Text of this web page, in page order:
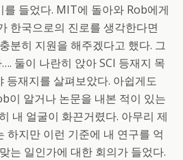
를 들었다. MIT에 돌아와 Rob에게
한국으로의 진로를 생각한다면
분히 지원을 해주겠다고 했다. 그
둘이 나란히 앉아 SCI 등재지 목
등재지를 살펴보았다. 아쉽게도
이 알거나 논문을 내본 적이 있는
내 얼굴이 화끈거렸다. 아무리 제
하지만 이런 기준에 내 연구를 억
는 일인가에 대한 회의가 들었다.